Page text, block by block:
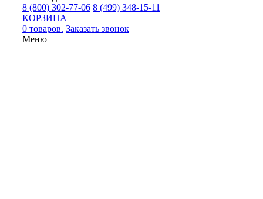
8 (800) 302-77-06 8 (499) 348-15-11
КОРЗИНА
0 товаров. Заказать звонок
Меню